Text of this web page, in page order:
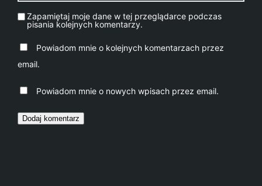
Zapamiętaj moje dane w tej przeglądarce podczas
pisania kolejnych komentarzy.
Powiadom mnie o kolejnych komentarzach przez
email.
Powiadom mnie o nowych wpisach przez email.